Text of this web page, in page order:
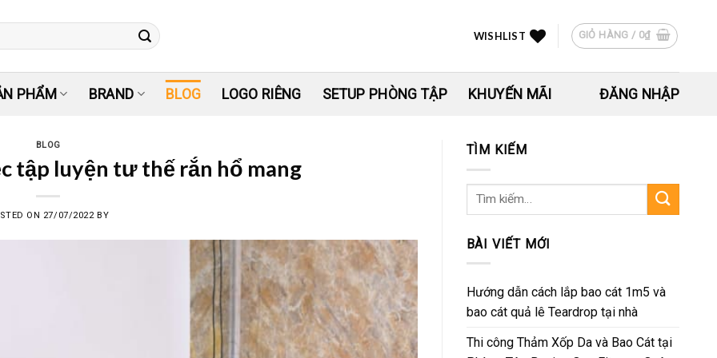
WISHLIST GIỎ HÀNG / 0₫
PHẨM BRAND BLOG LOGO RIÊNG SETUP PHÒNG TẬP KHUYẾN MÃI ĐĂNG NHẬP
BLOG
tập luyện tư thế rắn hổ mang
ON 27/07/2022 BY
TÌM KIẾM
Tìm
BÀI VIẾT MỚI
Hướng dẫn cách lắp bao cát 1m5 và
bao cát quả lê Teardrop tại nhà
Thi công Thảm Xốp Da và Bao Cát tại